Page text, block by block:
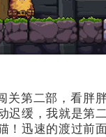
关第二部，看胖
迟缓，我就是第
！迅速的渡过前